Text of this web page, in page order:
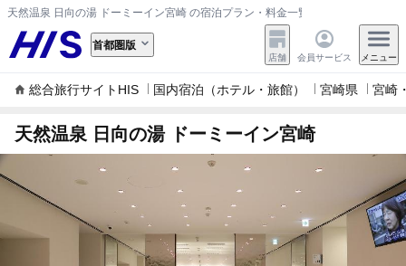
天然温泉 日向の湯 ドーミーイン宮崎 の宿泊プラン・料金一覧
首都圏版
店舗 会員サービス メニュー
総合旅行サイトHIS 国内宿泊（ホテル・旅館） 宮崎県 宮崎
天然温泉 日向の湯 ドーミーイン宮崎